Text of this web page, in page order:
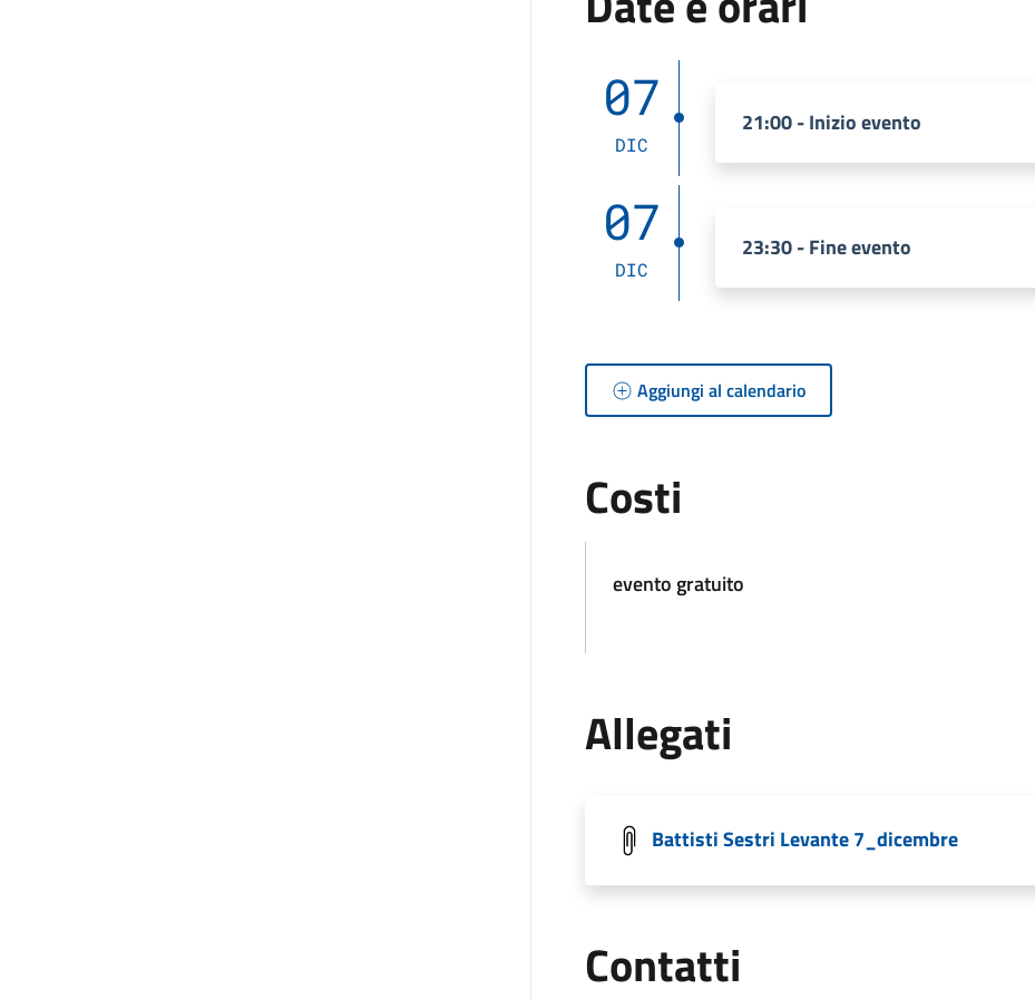
07
DIC
21:00 - Inizio evento
07
DIC
23:30 - Fine evento
Aggiungi al calendario
Costi
evento gratuito
Allegati
Battisti Sestri Levante 7_dicembre
Contatti